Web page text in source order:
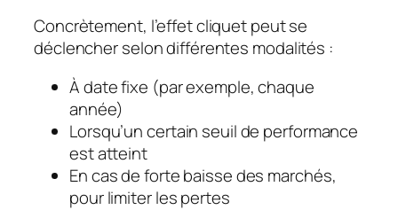
Concrètement, l’effet cliquet peut se
déclencher selon différentes modalités :
À date fixe (par exemple, chaque
année)
Lorsqu’un certain seuil de performance
est atteint
En cas de forte baisse des marchés,
pour limiter les pertes